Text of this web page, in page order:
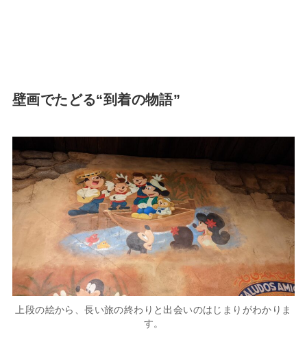
壁画でたどる“到着の物語”
上段の絵から、長い旅の終わりと出会いのはじまりがわかりま
す。